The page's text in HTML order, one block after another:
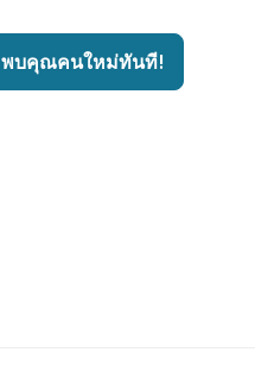
พบคุณคนใหม่ทันที!